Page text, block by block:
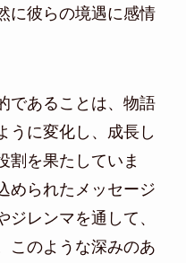
に彼らの境遇に感情
であることは、物語
うに変化し、成長し
割を果たしていま
められたメッセージ
レンマを通して、
このような深みのあ